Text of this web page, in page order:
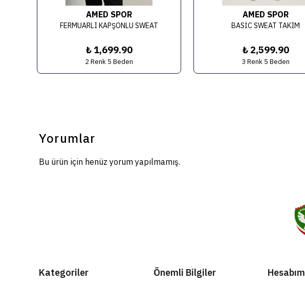
AMED SPOR
FERMUARLI KAPŞONLU SWEAT
₺ 1,699.90
2 Renk 5 Beden
AMED SPOR
BASİC SWEAT TAKIM
₺ 2,599.90
3 Renk 5 Beden
Yorumlar
Bu ürün için henüz yorum yapılmamış.
Kategoriler Önemli Bilgiler Hesabım